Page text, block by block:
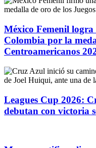
México Femenil
Colombia por la
Centroamericanos
Leagues Cup 2026:
debutan con victoria